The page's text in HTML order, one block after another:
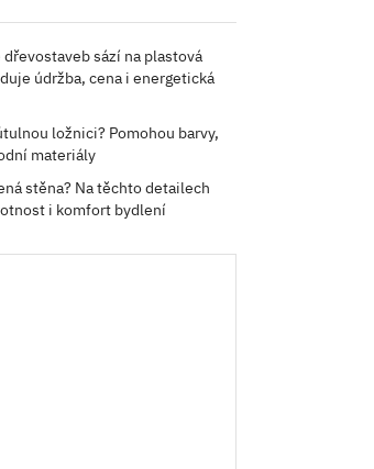
dřevostaveb sází na plastová
údržba, cena i energetická
ložnici? Pomohou barvy,
materiály
stěna? Na těchto detailech
i komfort bydlení